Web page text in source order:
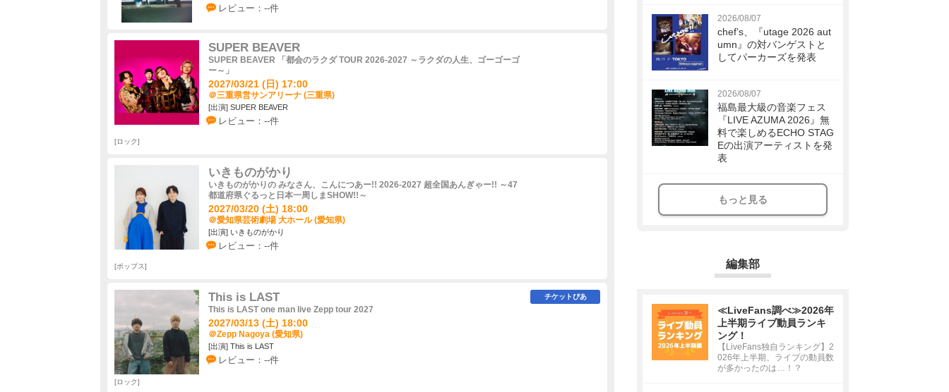
レビュー：--件
SUPER BEAVER
SUPER BEAVER 「都会のラクダ TOUR 2026-2027 ～ラクダの人生、ゴーゴーゴ
ー～」
2027/03/21 (日) 17:00
＠三重県営サンアリーナ (三重県)
[出演] SUPER BEAVER
レビュー：--件
ロック
いきものがかり
いきものがかりの みなさん、こんにつあー!! 2026-2027 超全国あんぎゃー!! ～47
都道府県ぐるっと日本一周しまSHOW!!～
2027/03/20 (土) 18:00
＠愛知県芸術劇場 大ホール (愛知県)
[出演] いきものがかり
レビュー：--件
ポップス
This is LAST
This is LAST one man live Zepp tour 2027
2027/03/13 (土) 18:00
＠Zepp Nagoya (愛知県)
[出演] This is LAST
レビュー：--件
チケットぴあ
ロック
2026/08/07
chef’s、『utage 2026 aut
umn』の対バンゲストと
してパーカーズを発表
2026/08/07
福島最大級の音楽フェス
『LIVE AZUMA 2026』無
料で楽しめるECHO STAG
Eの出演アーティストを発
表
もっと見る
編集部
≪LiveFans調べ≫2026年
上半期ライブ動員ランキ
ング！
【LiveFans独自ランキング】2
026年上半期、ライブの動員数
が多かったのは…！？